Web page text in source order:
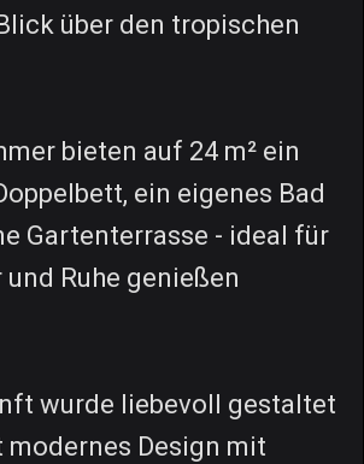
über den tropischen
bieten auf 24 m² ein
ein eigenes Bad
Gartenterrasse - ideal für
Ruhe genießen
wurde liebevoll gestaltet
modernes Design mit